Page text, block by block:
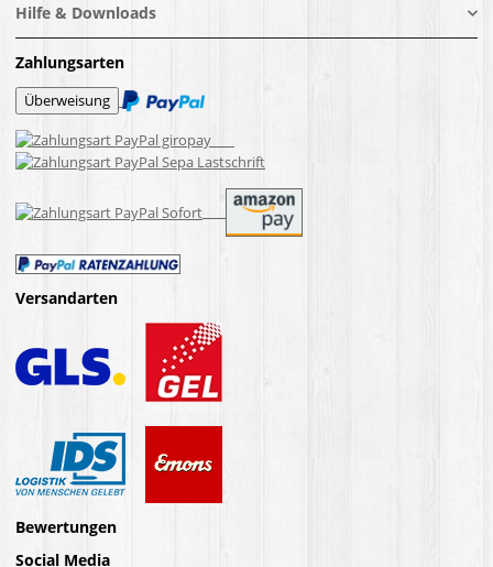
Hilfe & Downloads
Zahlungsarten
Versandarten
Bewertungen
Social Media